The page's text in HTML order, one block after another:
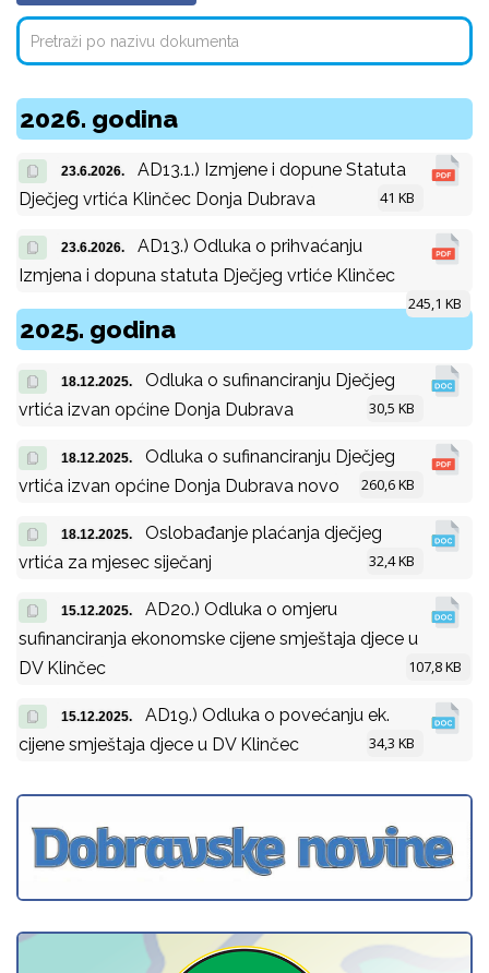
2026. godina
23.6.2026.
AD13.1.) Izmjene i dopune Statuta
Dječjeg vrtića Klinčec Donja Dubrava
41 KB
23.6.2026.
AD13.) Odluka o prihvaćanju
Izmjena i dopuna statuta Dječjeg vrtiće Klinčec
245,1 KB
2025. godina
18.12.2025.
Odluka o sufinanciranju Dječjeg
vrtića izvan općine Donja Dubrava
30,5 KB
18.12.2025.
Odluka o sufinanciranju Dječjeg
vrtića izvan općine Donja Dubrava novo
260,6 KB
18.12.2025.
Oslobađanje plaćanja dječjeg
vrtića za mjesec siječanj
32,4 KB
15.12.2025.
AD20.) Odluka o omjeru
sufinanciranja ekonomske cijene smještaja djece u
DV Klinčec
107,8 KB
15.12.2025.
AD19.) Odluka o povećanju ek.
cijene smještaja djece u DV Klinčec
34,3 KB